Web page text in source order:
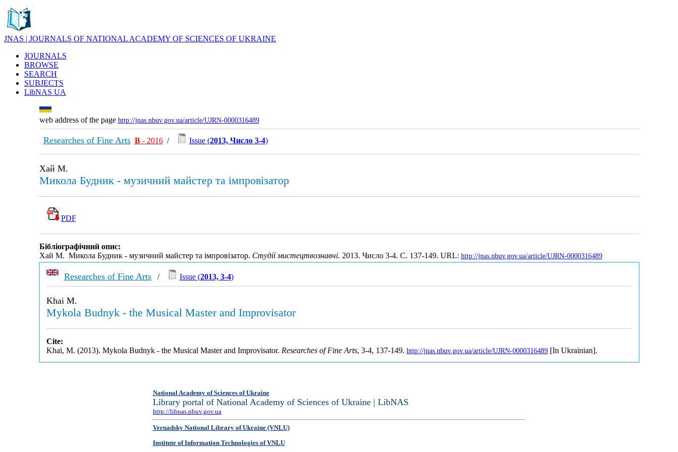
JNAS | JOURNALS OF NATIONAL ACADEMY OF SCIENCES OF UKRAINE
JOURNALS
BROWSE
SEARCH
SUBJECTS
LibNAS UA
web address of the page http://jnas.nbuv.gov.ua/article/UJRN-0000316489
Researches of Fine Arts В- 2016/ Issue (2013, Число 3-4)
Хай М.
Микола Будник - музичний майстер та імпровізатор
PDF
Бібліографічний опис:
Хай М. Микола Будник - музичний майстер та імпровізатор. Студії мистецтвознавчі. 2013. Число 3-4. С. 137-149. URL: http://jnas.nbuv.gov.ua/article/UJRN-0000316489
Researches of Fine Arts/ Issue (2013, 3-4)
Khai M.
Mykola Budnyk - the Musical Master and Improvisator
Cite:
Khai, M. (2013). Mykola Budnyk - the Musical Master and Improvisator. Researches of Fine Arts, 3-4, 137-149. http://jnas.nbuv.gov.ua/article/UJRN-0000316489[In Ukrainian].
National Academy of Sciences of Ukraine
Library portal of National Academy of Sciences of Ukraine | LibNAS
http://libnas.nbuv.gov.ua
Vernadsky National Library of Ukraine (VNLU)
Institute of Information Technologies of VNLU